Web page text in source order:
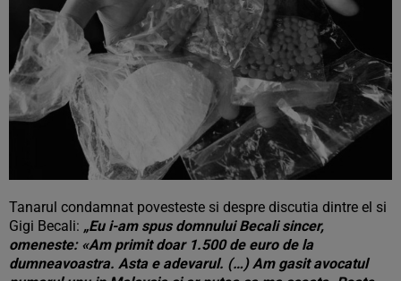
Tanarul condamnat povesteste si despre discutia dintre el si
Gigi Becali: „Eu i-am spus domnului Becali sincer,
omeneste: «Am primit doar 1.500 de euro de la
dumneavoastra. Asta e adevarul. (…) Am gasit avocatul